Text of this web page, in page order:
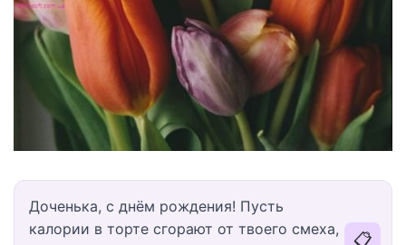
Доченька, с днём рождения! Пусть
калории в торте сгорают от твоего смеха,
📋